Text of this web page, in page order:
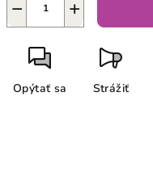
+
−
Opýtať sa Strážiť